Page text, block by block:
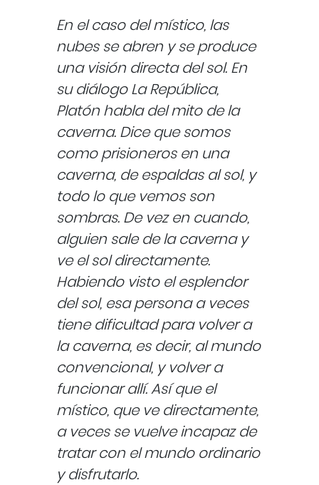
En el caso del místico, las
nubes se abren y se produce
una visión directa del sol. En
su diálogo La República,
Platón habla del mito de la
caverna. Dice que somos
como prisioneros en una
caverna, de espaldas al sol, y
todo lo que vemos son
sombras. De vez en cuando,
alguien sale de la caverna y
ve el sol directamente.
Habiendo visto el esplendor
del sol, esa persona a veces
tiene dificultad para volver a
la caverna, es decir, al mundo
convencional, y volver a
funcionar allí. Así que el
místico, que ve directamente,
a veces se vuelve incapaz de
tratar con el mundo ordinario
y disfrutarlo.